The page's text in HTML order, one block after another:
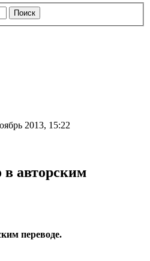
2013, 15:22
авторским
переводе.